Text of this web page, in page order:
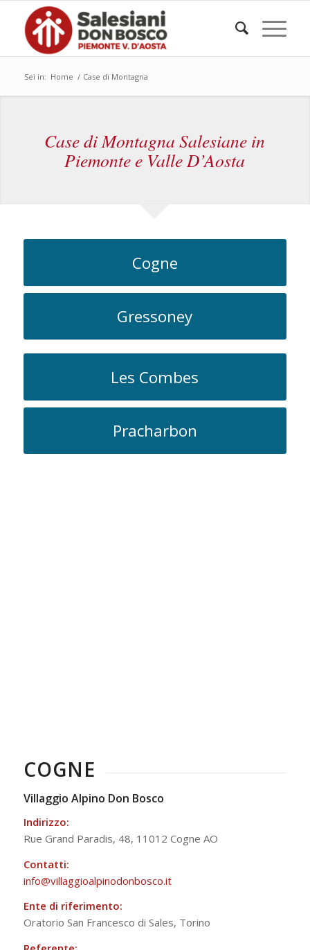
Sei in: Home / Case di Montagna
Case di Montagna Salesiane in
Piemonte e Valle D’Aosta
Cogne
Gressoney
Les Combes
Pracharbon
COGNE
Villaggio Alpino Don Bosco
Indirizzo:
Rue Grand Paradis, 48, 11012 Cogne AO
Contatti:
info@villaggioalpinodonbosco.it
Ente di riferimento:
Oratorio San Francesco di Sales, Torino